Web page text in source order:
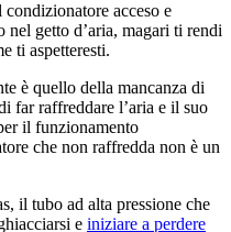
acceso e
nel getto d’aria, magari ti rendi
ti aspetteresti.
è quello della mancanza di
far raffreddare l’aria e il suo
il funzionamento
che non raffredda non è un
il tubo ad alta pressione che
e iniziare a perdere